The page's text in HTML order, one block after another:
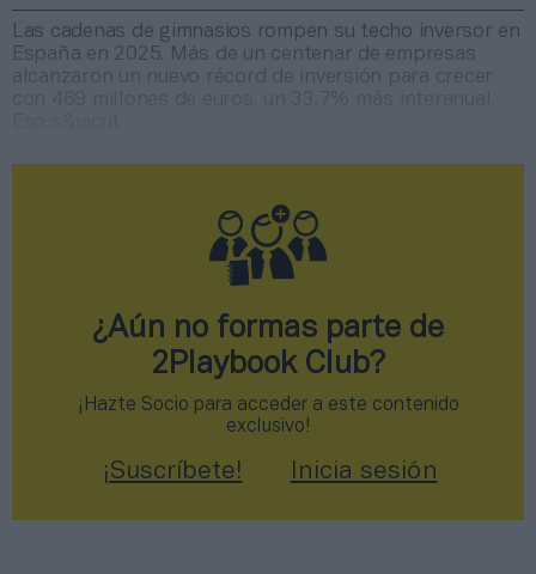
Las cadenas de gimnasios rompen su techo inversor en
España en 2025. Más de un centenar de empresas
alcanzaron un nuevo récord de inversión para crecer
¿Aún no formas parte de
2Playbook Club?
¡Hazte Socio para acceder a este contenido
exclusivo!
¡Suscríbete! Inicia sesión